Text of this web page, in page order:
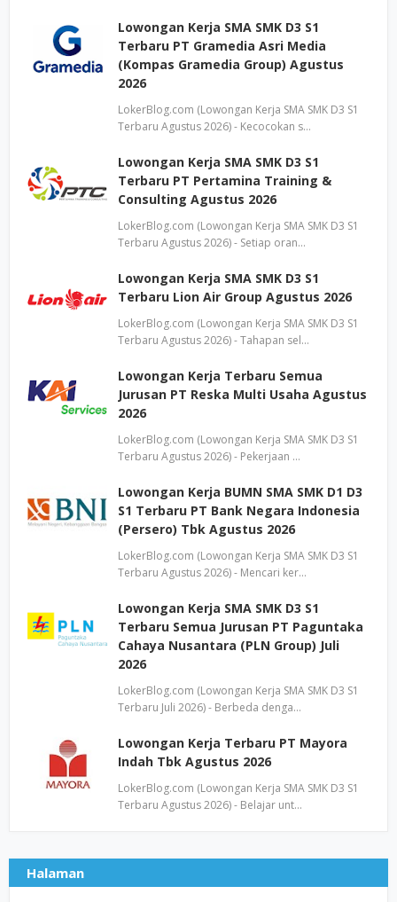
Lowongan Kerja SMA SMK D3 S1
Terbaru PT Gramedia Asri Media
(Kompas Gramedia Group) Agustus
2026
LokerBlog.com (Lowongan Kerja SMA SMK D3 S1
Terbaru Agustus 2026) - Kecocokan s…
Lowongan Kerja SMA SMK D3 S1
Terbaru PT Pertamina Training &
Consulting Agustus 2026
LokerBlog.com (Lowongan Kerja SMA SMK D3 S1
Terbaru Agustus 2026) - Setiap oran…
Lowongan Kerja SMA SMK D3 S1
Terbaru Lion Air Group Agustus 2026
LokerBlog.com (Lowongan Kerja SMA SMK D3 S1
Terbaru Agustus 2026) - Tahapan sel…
Lowongan Kerja Terbaru Semua
Jurusan PT Reska Multi Usaha Agustus
2026
LokerBlog.com (Lowongan Kerja SMA SMK D3 S1
Terbaru Agustus 2026) - Pekerjaan …
Lowongan Kerja BUMN SMA SMK D1 D3
S1 Terbaru PT Bank Negara Indonesia
(Persero) Tbk Agustus 2026
LokerBlog.com (Lowongan Kerja SMA SMK D3 S1
Terbaru Agustus 2026) - Mencari ker…
Lowongan Kerja SMA SMK D3 S1
Terbaru Semua Jurusan PT Paguntaka
Cahaya Nusantara (PLN Group) Juli
2026
LokerBlog.com (Lowongan Kerja SMA SMK D3 S1
Terbaru Juli 2026) - Berbeda denga…
Lowongan Kerja Terbaru PT Mayora
Indah Tbk Agustus 2026
LokerBlog.com (Lowongan Kerja SMA SMK D3 S1
Terbaru Agustus 2026) - Belajar unt…
Halaman